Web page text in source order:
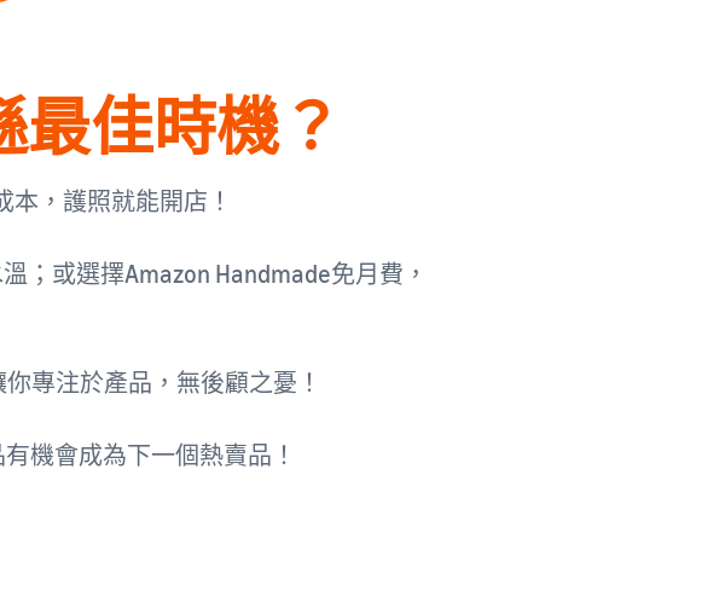
佳時機？
本，護照就能開店！
；或選擇Amazon Handmade免月費，
專注於產品，無後顧之憂！
機會成為下一個熱賣品！